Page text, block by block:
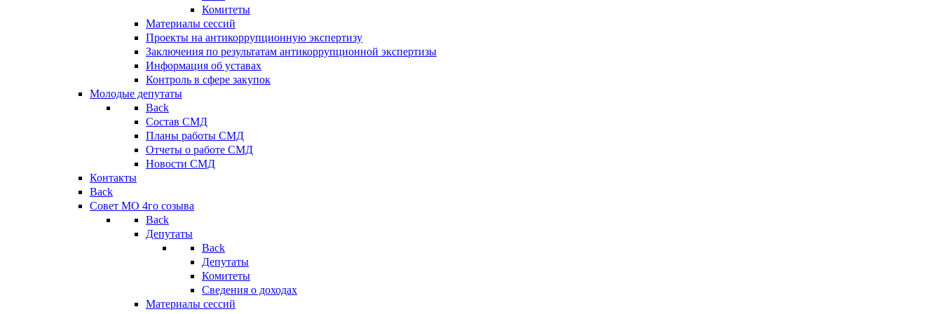
Комитеты
Материалы сессий
Проекты на антикоррупционную экспертизу
Заключения по результатам антикоррупционной экспертизы
Информация об уставах
Контроль в сфере закупок
Молодые депутаты
Back
Состав СМД
Планы работы СМД
Отчеты о работе СМД
Новости СМД
Контакты
Back
Совет МО 4го созыва
Back
Депутаты
Back
Депутаты
Комитеты
Сведения о доходах
Материалы сессий